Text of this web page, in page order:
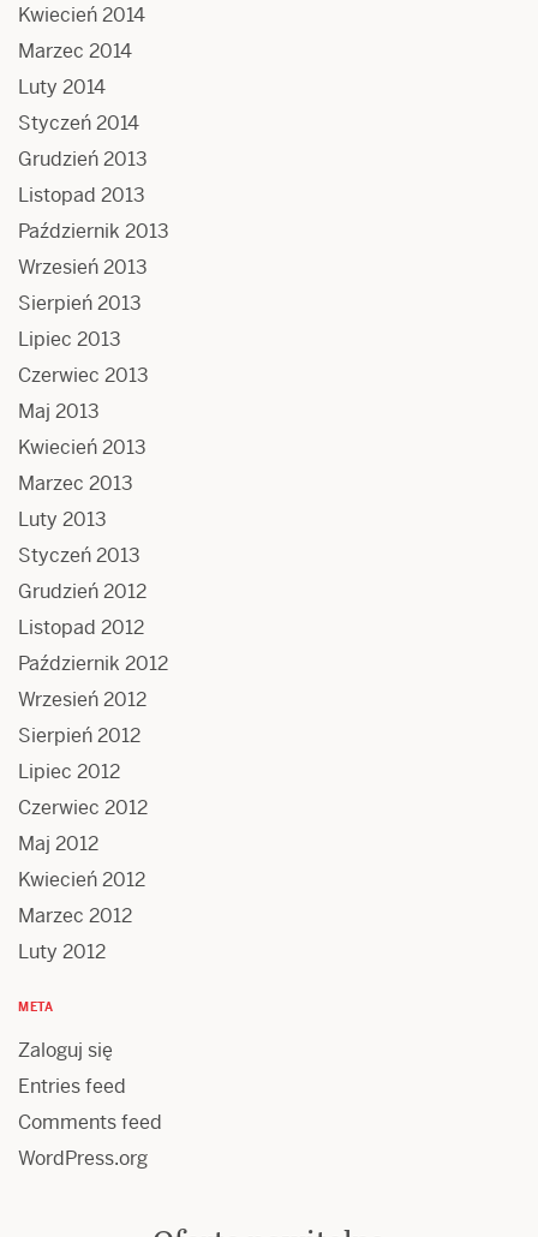
Kwiecień 2014
Marzec 2014
Luty 2014
Styczeń 2014
Grudzień 2013
Listopad 2013
Październik 2013
Wrzesień 2013
Sierpień 2013
Lipiec 2013
Czerwiec 2013
Maj 2013
Kwiecień 2013
Marzec 2013
Luty 2013
Styczeń 2013
Grudzień 2012
Listopad 2012
Październik 2012
Wrzesień 2012
Sierpień 2012
Lipiec 2012
Czerwiec 2012
Maj 2012
Kwiecień 2012
Marzec 2012
Luty 2012
META
Zaloguj się
Entries feed
Comments feed
WordPress.org